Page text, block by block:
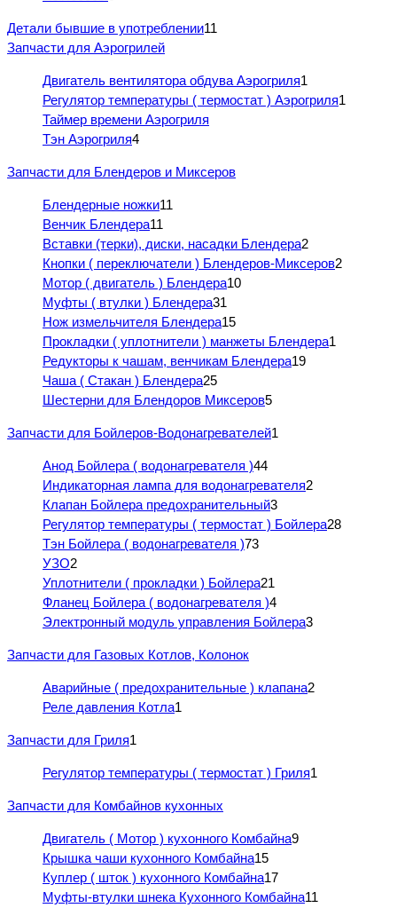
Детали бывшие в употреблении11
Запчасти для Аэрогрилей
Двигатель вентилятора обдува Аэрогриля1
Регулятор температуры ( термостат ) Аэрогриля1
Таймер времени Аэрогриля
Тэн Аэрогриля4
Запчасти для Блендеров и Миксеров
Блендерные ножки11
Венчик Блендера11
Вставки (терки), диски, насадки Блендера2
Кнопки ( переключатели ) Блендеров-Миксеров2
Мотор ( двигатель ) Блендера10
Муфты ( втулки ) Блендера31
Нож измельчителя Блендера15
Прокладки ( уплотнители ) манжеты Блендера1
Редукторы к чашам, венчикам Блендера19
Чаша ( Стакан ) Блендера25
Шестерни для Блендоров Миксеров5
Запчасти для Бойлеров-Водонагревателей1
Анод Бойлера ( водонагревателя )44
Индикаторная лампа для водонагревателя2
Клапан Бойлера предохранительный3
Регулятор температуры ( термостат ) Бойлера28
Тэн Бойлера ( водонагревателя )73
УЗО2
Уплотнители ( прокладки ) Бойлера21
Фланец Бойлера ( водонагревателя )4
Электронный модуль управления Бойлера3
Запчасти для Газовых Котлов, Колонок
Аварийные ( предохранительные ) клапана2
Реле давления Котла1
Запчасти для Гриля1
Регулятор температуры ( термостат ) Гриля1
Запчасти для Комбайнов кухонных
Двигатель ( Мотор ) кухонного Комбайна9
Крышка чаши кухонного Комбайна15
Куплер ( шток ) кухонного Комбайна17
Муфты-втулки шнека Кухонного Комбайна11